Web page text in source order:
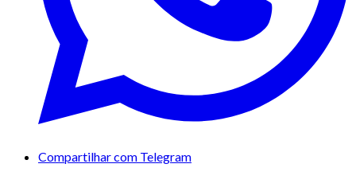
Compartilhar com Telegram